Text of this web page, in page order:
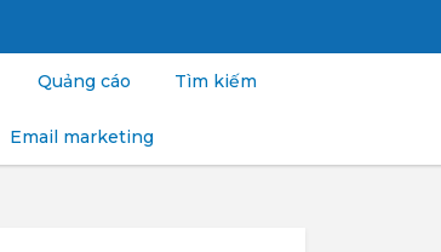
Quảng cáo Tìm kiếm
Email marketing